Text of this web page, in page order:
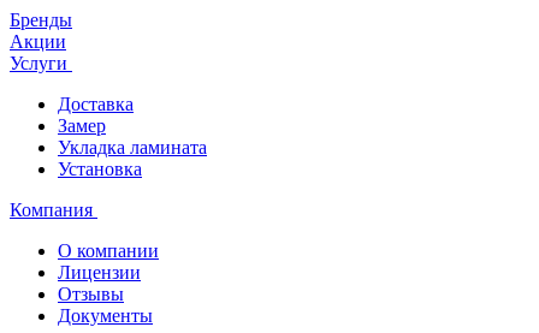
Бренды
Акции
Услуги
Доставка
Замер
Укладка ламината
Установка
Компания
О компании
Лицензии
Отзывы
Документы